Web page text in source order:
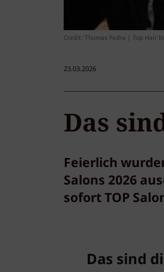
Credit: Thomas Fedra | Top Hair
23.03.2026
Das
Feierlich
Salons 2026
sofort TOP
Das sind